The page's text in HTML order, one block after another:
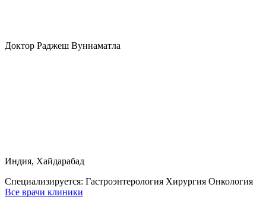
Доктор Раджеш Вуннаматла
Индия, Хайдарабад
Специализируется: Гастроэнтерология Хирургия Онкология
Все врачи клиники